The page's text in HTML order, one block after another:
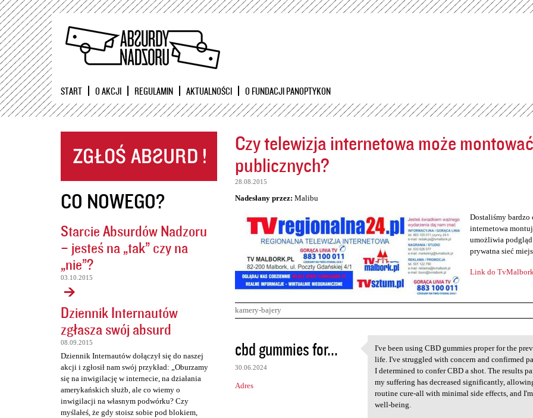
Przejdź
START O AKCJI REGULAMIN AKTUALNOŚCI O FUNDACJI PANOPTYKON
CO NOWEGO?
Starcie Absurdów Nadzoru
– jesteś na „tak” czy na
„nie”?
03.10.2015
Dziennik Internautów
zgłasza swój absurd
08.09.2015
Dziennik Internautów dołączył się do naszej
akcji i zgłosił nam swój przykład: „Oburzamy
się na inwigilację w internecie, na działania
amerykańskich służb, ale co wiemy o
inwigilacji na własnym podwórku? Czy
myślałeś, że gdy stoisz sobie pod blokiem,
Czy telewizja internetowa może
publicznych?
28.08.2015
Nadesłany przez: Malibu
Dostaliśmy
internetowa
umożliwia podgląd
prywatna sieć
Link do
kamery-bajery
K
o
m
e
cbd gummies for...
30.06.2024
Adres
I've been using CBD gummies
I've been using CBD gummies proper for the
life. I've struggled with concern and confirmed
I determined to confer CBD a shot. The results
my suffering has decreased significantly,
routine cure-all with minimal side effects, and
well-being.